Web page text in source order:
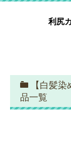
利尻
【白髪
品一覧